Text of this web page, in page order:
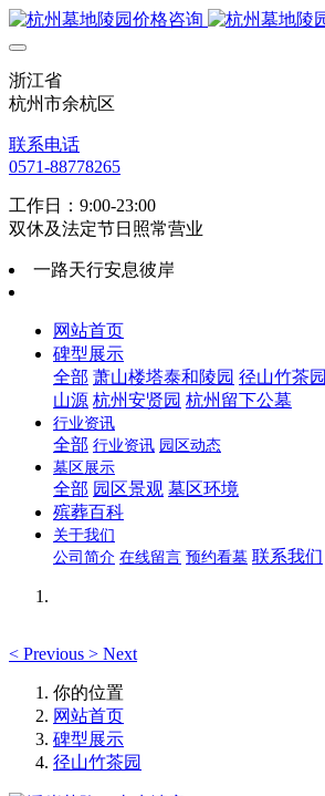
浙江省
杭州市余杭区
联系电话
0571-88778265
工作日：9:00-23:00
双休及法定节日照常营业
一路天行安息彼岸
网站首页
碑型展示
全部 萧山楼塔泰和陵园 径山竹茶园
山源 杭州安贤园 杭州留下公墓
行业资讯
全部 行业资讯 园区动态
墓区展示
全部 园区景观 墓区环境
殡葬百科
关于我们
公司简介 在线留言 预约看墓 联系我们
< Previous > Next
你的位置
网站首页
碑型展示
径山竹茶园